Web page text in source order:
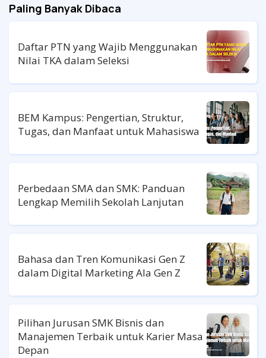
Paling Banyak Dibaca
Daftar PTN yang Wajib Menggunakan
Nilai TKA dalam Seleksi
BEM Kampus: Pengertian, Struktur,
Tugas, dan Manfaat untuk Mahasiswa
Perbedaan SMA dan SMK: Panduan
Lengkap Memilih Sekolah Lanjutan
Bahasa dan Tren Komunikasi Gen Z
dalam Digital Marketing Ala Gen Z
Pilihan Jurusan SMK Bisnis dan
Manajemen Terbaik untuk Karier Masa
Depan